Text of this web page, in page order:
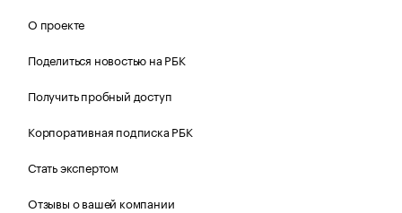
О проекте
Поделиться новостью на РБК
Получить пробный доступ
Корпоративная подписка РБК
Стать экспертом
Отзывы о вашей компании